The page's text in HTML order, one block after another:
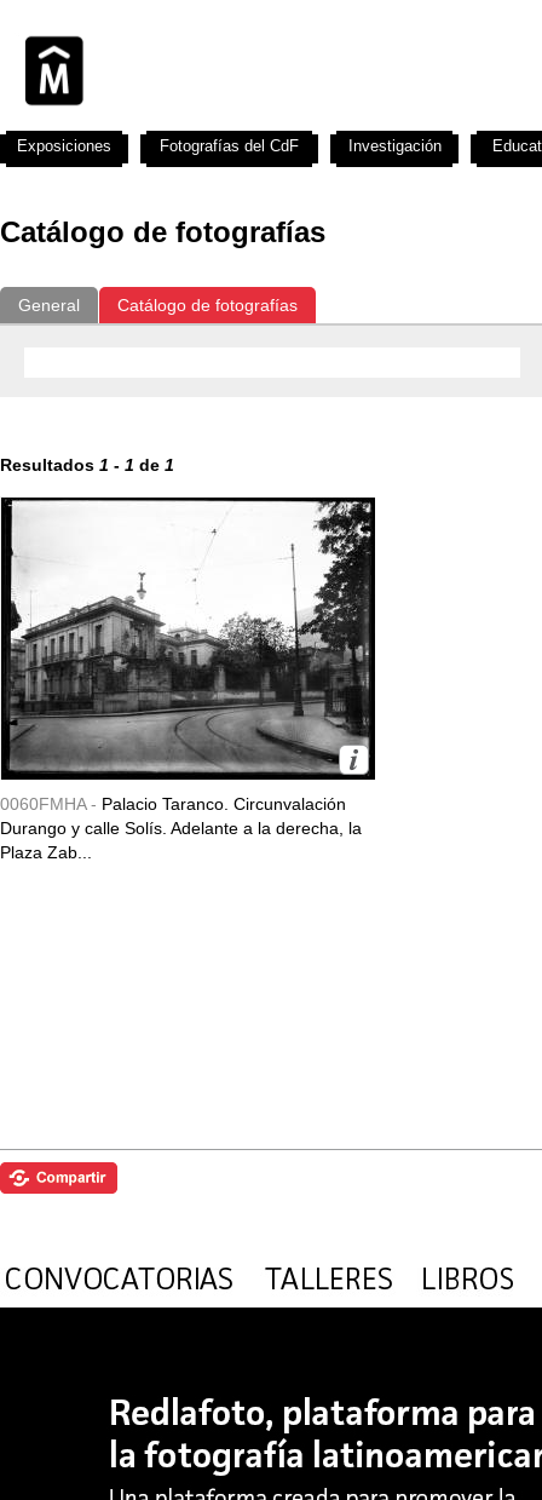
Catálogo de fotografías
General Catálogo de fotografías
Resultados 1 - 1 de 1
0060FMHA - Palacio Taranco. Circunvalación
Durango y calle Solís. Adelante a la derecha, la
Plaza Zab...
Exposiciones Fotografías del CdF Investigación